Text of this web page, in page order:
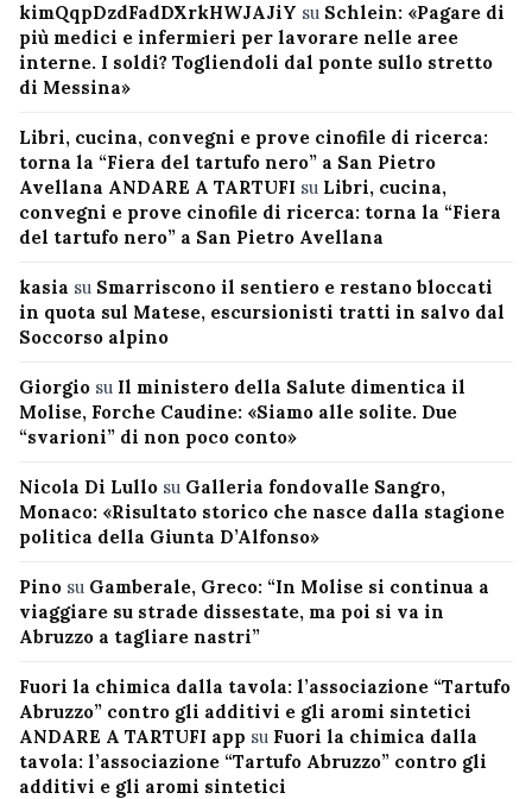
kimQqpDzdFadDXrkHWJAJiY su Schlein: «Pagare di
più medici e infermieri per lavorare nelle aree
interne. I soldi? Togliendoli dal ponte sullo stretto
di Messina»
Libri, cucina, convegni e prove cinofile di ricerca:
torna la “Fiera del tartufo nero” a San Pietro
Avellana ANDARE A TARTUFI su Libri, cucina,
convegni e prove cinofile di ricerca: torna la “Fiera
del tartufo nero” a San Pietro Avellana
kasia su Smarriscono il sentiero e restano bloccati
in quota sul Matese, escursionisti tratti in salvo dal
Soccorso alpino
Giorgio su Il ministero della Salute dimentica il
Molise, Forche Caudine: «Siamo alle solite. Due
“svarioni” di non poco conto»
Nicola Di Lullo su Galleria fondovalle Sangro,
Monaco: «Risultato storico che nasce dalla stagione
politica della Giunta D’Alfonso»
Pino su Gamberale, Greco: “In Molise si continua a
viaggiare su strade dissestate, ma poi si va in
Abruzzo a tagliare nastri”
Fuori la chimica dalla tavola: l’associazione “Tartufo
Abruzzo” contro gli additivi e gli aromi sintetici
ANDARE A TARTUFI app su Fuori la chimica dalla
tavola: l’associazione “Tartufo Abruzzo” contro gli
additivi e gli aromi sintetici